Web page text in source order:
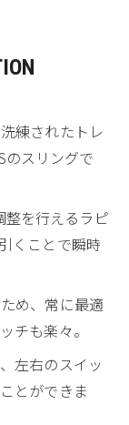
練されたトレ
のスリングで
整を行えるラピ
くことで瞬時
め、常に最適
チも楽々。
左右のスイッ
とができま